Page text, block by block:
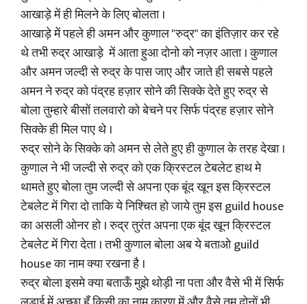
आखाड़े में ही मिलने के लिए बोलता ।
आखाड़े में पहले ही अमन और कुणाल "रुद्र" का इंतिज़ार कर रहे
थे तभी रुद्र आखाड़े में आता हुआ दोनो को नज़र आता । कुणाल
और अमन जल्दी से रुद्र के पास जाए और जाते ही सबसे पहले
अमन ने रुद्र को पंद्रह हज़ार सोने की सिक्के देते हुए रुद्र से
बोला तुम्हारे बीसों तलवारो को बेचने पर सिर्फ पंद्रह हज़ार सोने
सिक्के ही मिल पाए थे ।
रुद्र सोने के सिक्के को अमन से लेते हुए ही कुणाल के तरह देखा ।
कुणाल ने भी जल्दी से रुद्र को एक क्रिस्टल टेबलेट हाथ मे
थामते हुए बोला तुम जल्दी से अपना एक बूंद खून इस क्रिस्टल
टेबलेट में गिरा दो ताकि ये निश्चित हो जाये तुम इस guild house
का असली ओनर हो । रुद्र तुरंत अपना एक बूंद खून क्रिस्टल
टेबलेट में गिरा देता । तभी कुणाल बोला अब ये बताओ guild
house का नाम क्या रखना है ।
रुद्र बोला इसमे क्या बताऊँ मुझे थोड़ी ना पता और वैसे भी में सिर्फ